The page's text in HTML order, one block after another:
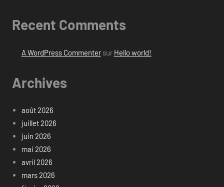
Recent Comments
A WordPress Commentersur Hello world!
Archives
août 2026
juillet 2026
juin 2026
mai 2026
avril 2026
mars 2026